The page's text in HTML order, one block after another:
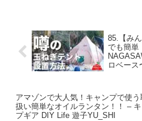
85.【み
でも簡単
ロベース
アマゾンで大人気！キャンプで使う
扱い簡単なオイルランタン！！ –
プギア DIY Life 遊子YU_SHI